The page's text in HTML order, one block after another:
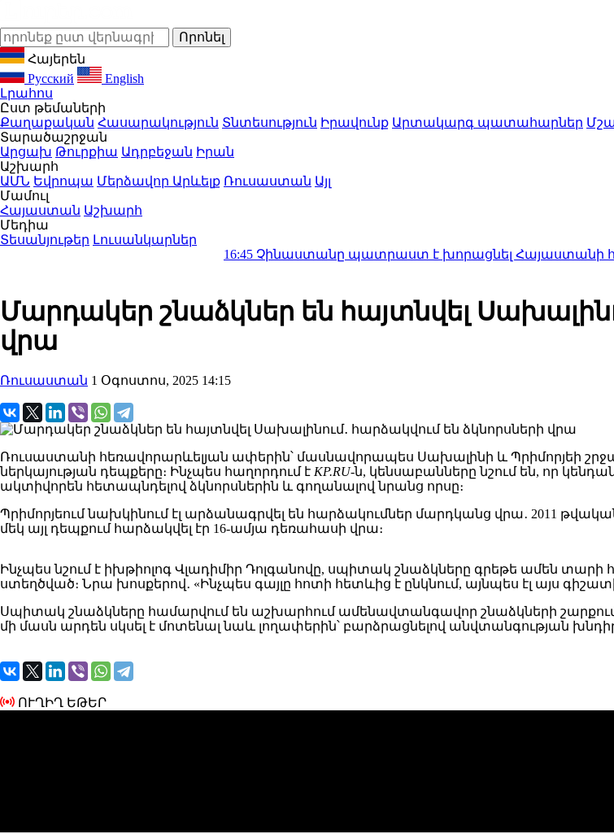
Հայերեն
Русский
English
Լրահոս
Ըստ թեմաների
Քաղաքական Հասարակություն Տնտեսություն Իրավունք Արտակարգ պատահարներ
Տարածաշրջան
Արցախ Թուրքիա Ադրբեջան Իրան
Աշխարհ
ԱՄՆ Եվրոպա Մերձավոր Արևելք Ռուսաստան Այլ
Մամուլ
Հայաստան Աշխարհ
Մեդիա
Տեսանյութեր Լուսանկարներ
Չինաստանը պատրաստ է խորացնել Հայաստանի հետ
Մարդակեր շնաձկներ են հայտնվել
վրա
Ռուսաստան 1 Օգոստոս, 2025 14:15
Ռուսաստանի հեռավորարևելյան ափերին՝ մասնավորապես Սախալինի և Պրիմորյեի
ներկայության դեպքերը։ Ինչպես հաղորդում է KP.RU-ն, կենսաբանները նշում են, որ
ակտիվորեն հետապնդելով ձկնորսներին և գողանալով նրանց որսը։
Պրիմորյեում նախկինում էլ արձանագրվել են հարձակումներ մարդկանց վրա․ 2011
մեկ այլ դեպքում հարձակվել էր 16-ամյա դեռահասի վրա։
Ինչպես նշում է իխթիոլոգ Վլադիմիր Դոլգանովը, սպիտակ շնաձկները գրեթե ամեն տարի
ստեղծված։ Նրա խոսքերով․ «Ինչպես գայլը հոտի հետևից է ընկնում, այնպես էլ այս
Սպիտակ շնաձկները համարվում են աշխարհում ամենավտանգավոր շնաձկների շարքում․
մի մասն արդեն սկսել է մոտենալ նաև լողափերին՝ բարձրացնելով անվտանգության
ՈՒՂԻՂ ԵԹԵՐ